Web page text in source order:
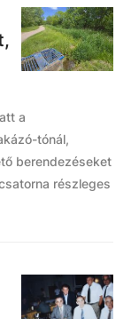
a
tónál,
berendezéseket
részleges